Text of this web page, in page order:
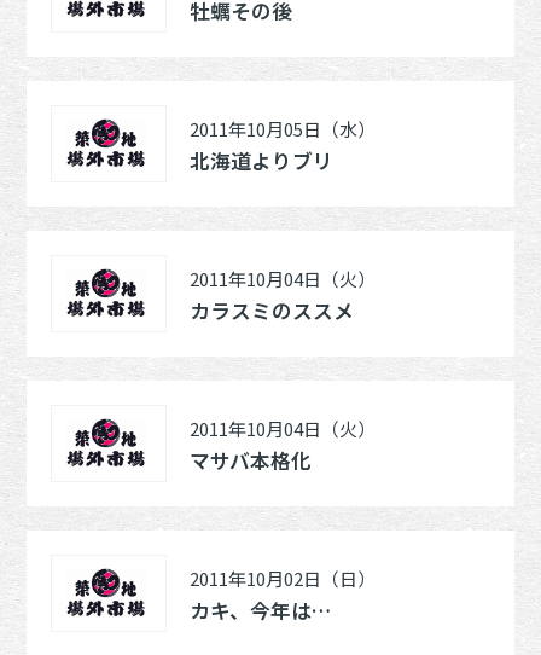
牡蠣その後
2011年10月05日（水）
北海道よりブリ
2011年10月04日（火）
カラスミのススメ
2011年10月04日（火）
マサバ本格化
2011年10月02日（日）
カキ、今年は…